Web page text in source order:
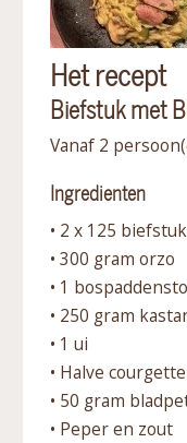
Het recept
Biefstuk met
Vanaf 2
Ingredienten
• 2 x 125
• 300 gram orzo
• 1
• 250 gram
• 1 ui
• Halve courgette
• 50 gram
• Peper en zout